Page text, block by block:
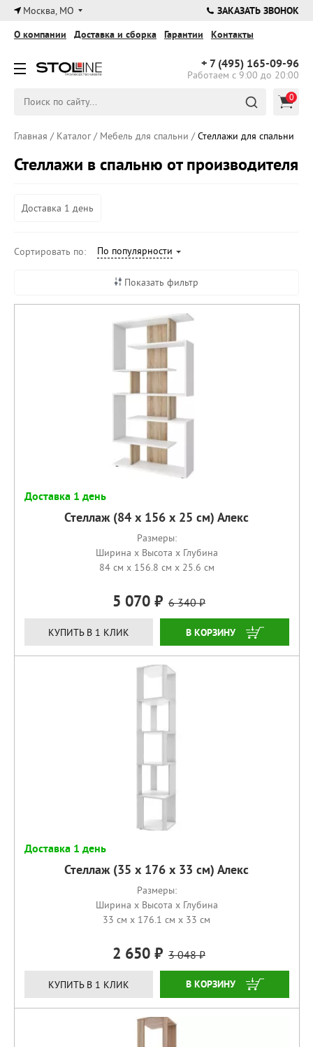
×
Москва, МО ЗАКАЗАТЬ ЗВОНОК
+ 7 (495) 165-09-96
Работаем с 9:00 до 20:00
О компании Доставка и сборка Гарантии Контакты
0
Главная / Каталог/ Мебель для спальни /Стеллажи для спальни
Стеллажи в спальню от производителя
Доставка 1 день
Сортировать по: По популярности
Показать фильтр
Доставка 1 день
Стеллаж (84 х 156 х 25 см) Алекс
Размеры:
Ширина x Высота x Глубина
84 см x 156.8 см x 25.6 см
5 070 6 340
КУПИТЬ В 1 КЛИК КУПИТЬ
Доставка 1 день
Стеллаж (35 х 176 х 33 см) Алекс
Размеры:
Ширина x Высота x Глубина
33 см x 176.1 см x 33 см
2 650 3 048
КУПИТЬ В 1 КЛИК КУПИТЬ